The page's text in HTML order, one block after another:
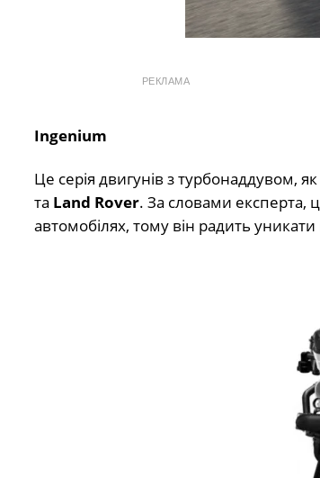
РЕКЛАМА
Ingenium
Це серія двигунів з турбонаддувом,
та Land Rover. За словами експерта,
автомобілях, тому він радить